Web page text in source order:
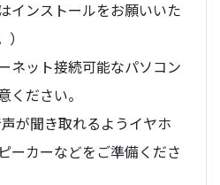
インストールをお願いいた
）
ネット接続可能なパソコン
ください。
が聞き取れるようイヤホ
ーカーなどをご準備くださ